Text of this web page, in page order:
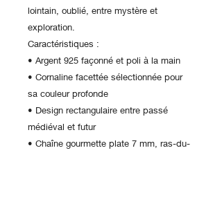
lointain, oublié, entre mystère et
exploration.
Caractéristiques :
• Argent 925 façonné et poli à la main
• Cornaline facettée sélectionnée pour
sa couleur profonde
• Design rectangulaire entre passé
médiéval et futur
• Chaîne gourmette plate 7 mm, ras-du-